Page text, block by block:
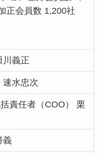
正会員数 1,200社
川義正
水忠次
責任者（COO） 栗
義